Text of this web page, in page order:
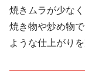
焼きムラが少な
焼き物や炒め物
ような仕上がり